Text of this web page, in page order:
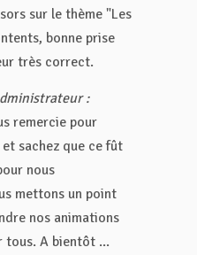
sur le thème "Les
bonne prise
très correct.
:
remercie pour
sachez que ce fût
nous
mettons un point
nos animations
tous. A bientôt ...